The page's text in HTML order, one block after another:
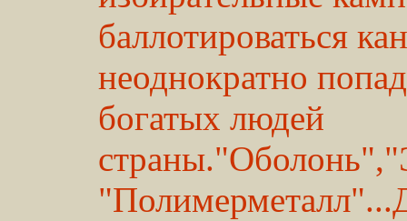
баллотироваться
неоднократно
богатых людей